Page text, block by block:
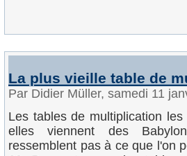
La plus vieille table de
Par Didier Müller, samedi 11
Les tables de multiplication
elles viennent des
ressemblent pas à ce que l'on